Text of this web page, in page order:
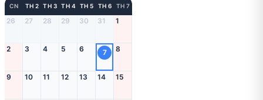
CN TH 2 TH 3 TH 4 TH 5 TH 6 TH 7
26 27 28 29 30 31 1
2 3 4 5 6 7 8
9 10 11 12 13 14 15